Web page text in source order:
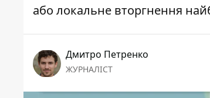
або локальне вторгнення
Дмитро Петренко
ЖУРНАЛІСТ